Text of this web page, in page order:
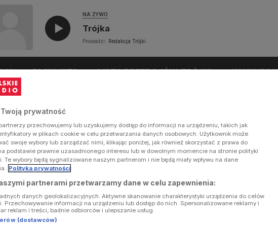
NA ŻYWO
Trójka
Prowadzi: Redakcja Trójki
PLAYLISTA LISTA PRZEBOJÓW TRÓJKI KONKURSY
Twoją prywatność
przechowujemy lub uzyskujemy dostęp do informacji na urządzeniu, takich jak
w plikach cookie w celu przetwarzania danych osobowych. Użytkownik może
swoje wybory lub zarządzać nimi, klikając poniżej, jak również skorzystać z prawa do
podstawie prawnie uzasadnionego interesu lub w dowolnym momencie na stronie polityki
Te wybory będą sygnalizowane naszym partnerom i nie będą miały wpływu na dane
Polityka prywatności
partnerami przetwarzamy dane w celu zapewnienia:
danych geolokalizacyjnych. Aktywne skanowanie charakterystyki urządzenia do celów
Przechowywanie informacji na urządzeniu lub dostęp do nich. Spersonalizowane reklamy i
reklam i treści, badnie odbiorców i ulepszanie usług.
(dostawców)